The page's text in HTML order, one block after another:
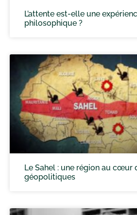
L’attente est-elle une
philosophique ?
Le Sahel : une région au cœur
géopolitiques